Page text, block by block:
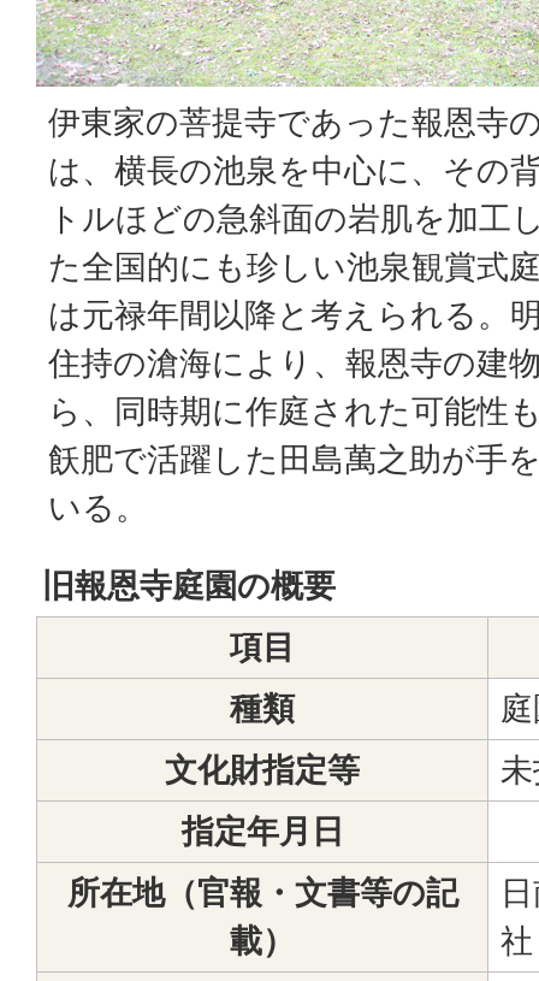
伊東家の菩提寺であった報恩寺
は、横長の池泉を中心に、その
トルほどの急斜面の岩肌を加工
た全国的にも珍しい池泉観賞式
は元禄年間以降と考えられる。
住持の滄海により、報恩寺の建
ら、同時期に作庭された可能性
飫肥で活躍した田島萬之助が手
いる。
旧報恩寺庭園の概要
項目
種類
文化財指定等
指定年月日
所在地（官報・文書等の記
載）
社